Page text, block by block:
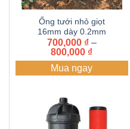
Ống tưới nhỏ giọt
16mm dày 0.2mm
cuộn 1000 mét
700,000 ₫ –
800,000 ₫Khoảng
giá:
từ
Mua ngay